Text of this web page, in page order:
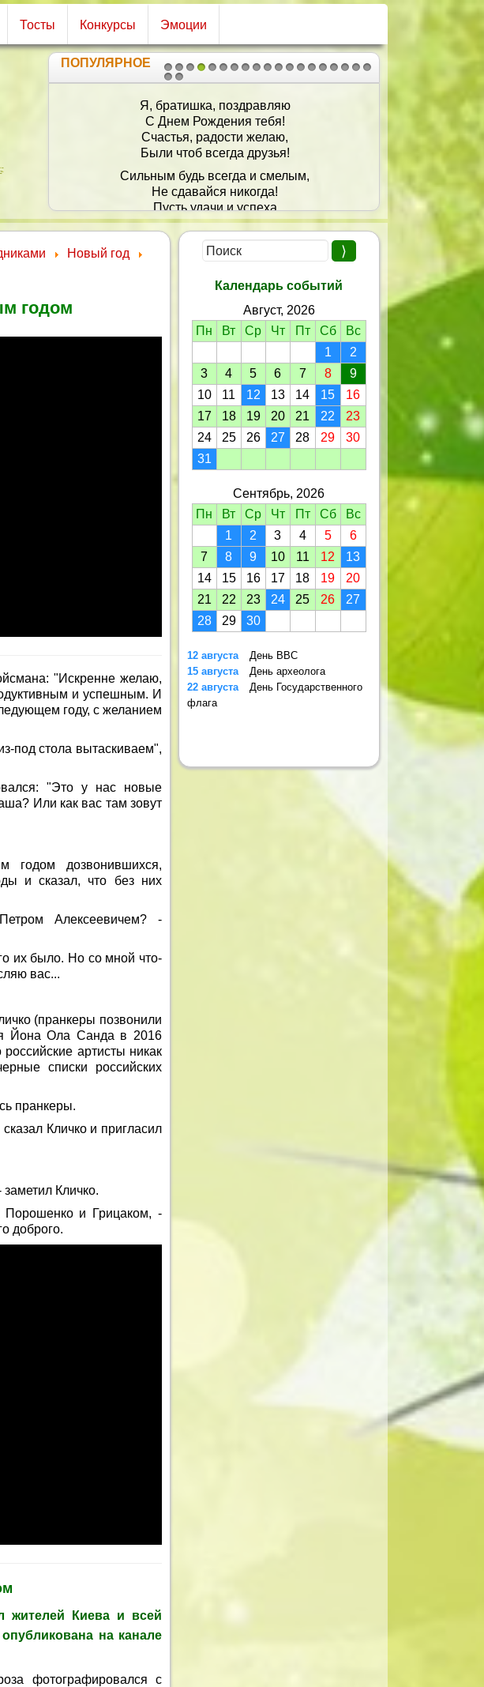
Тосты Конкурсы Эмоции
1 2
2021
ПОПУЛЯРНОЕ
Я, братишка, поздравляю
С Днем Рождения тебя!
Счастья, радости желаю,
Были чтоб всегда друзья!
Сильным будь всегда и смелым,
Не сдавайся никогда!
Пусть удачи и успеха
Будет жизнь твоя полна!
Новый год
годом
"Искренне желаю,
и успешным. И
году, с желанием
под стола вытаскиваем",
"Это у нас новые
Или как вас там зовут
годом дозвонившихся,
и сказал, что без них
Алексеевичем? -
их было. Но со мной что-
вас...
(пранкеры позвонили
Йона Ола Санда в 2016
артисты никак
списки российских
пранкеры.
Кличко и пригласил
Кличко.
и Грицаком, -
доброго.
жителей Киева и всей
на канале
фотографировался с
Календарь событий
Август, 2026
Пн
Вт Ср Чт Пт Сб
Вс
1
2
3
4 5 6 7 8
9
10
11 12 13 14 15
16
17
18 19 20 21 22
23
24
25 26 27 28 29
30
31
Сентябрь, 2026
Пн
Вт Ср Чт Пт Сб
Вс
1
2 3 4 5
6
7
8 9 10 11 12
13
14
15 16 17 18 19
20
21
22 23 24 25 26
27
28
29 30
12 августа
День ВВС
15 августа
День археолога
22 августа
День Государственного
флага